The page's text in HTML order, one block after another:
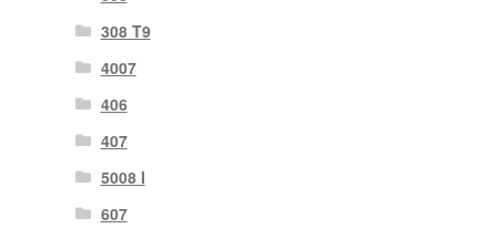
308 T9
4007
406
407
5008 I
607